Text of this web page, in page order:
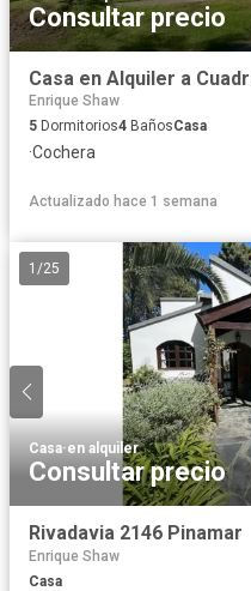
Consultar precio
Enrique Shaw
5 Dormitorios4 BañosCasa
·Cochera
Actualizado hace 1 semana
1 /25
Casa·en alquiler
Consultar precio
Rivadavia 2146 Pinamar
Enrique Shaw
Casa